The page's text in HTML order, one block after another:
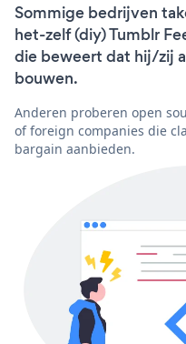
Sommige bedrijven
het-zelf (diy) Tumblr
die beweert dat hij/zij
bouwen.
Anderen proberen open
of foreign companies die
bargain aanbieden.